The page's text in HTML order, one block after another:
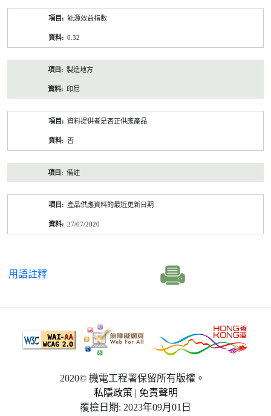
能源效益指數
0.32
製造地方
印尼
資料提供者是否正供應產品
否
備註
產品供應資料的最近更新日期
27/07/2020
用語註釋
2020© 機電工程署保留所有版權。
私隱政策 | 免責聲明
覆檢日期: 2023年09月01日